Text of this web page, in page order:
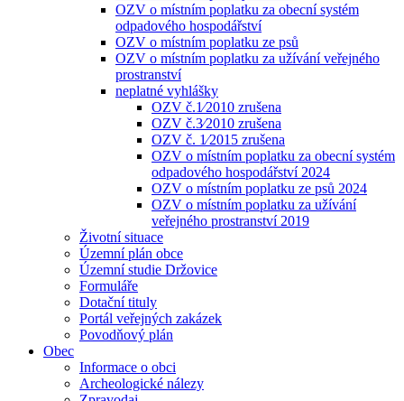
OZV o místním poplatku za obecní systém
odpadového hospodářství
OZV o místním poplatku ze psů
OZV o místním poplatku za užívání veřejného
prostranství
neplatné vyhlášky
OZV č.1⁄2010 zrušena
OZV č.3⁄2010 zrušena
OZV č. 1⁄2015 zrušena
OZV o místním poplatku za obecní systém
odpadového hospodářství 2024
OZV o místním poplatku ze psů 2024
OZV o místním poplatku za užívání
veřejného prostranství 2019
Životní situace
Územní plán obce
Územní studie Držovice
Formuláře
Dotační tituly
Portál veřejných zakázek
Povodňový plán
Obec
Informace o obci
Archeologické nálezy